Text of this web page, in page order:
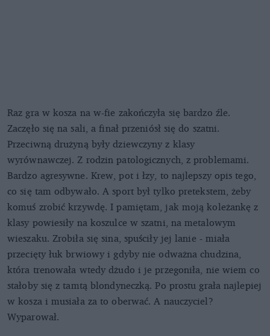
Raz gra w kosza na w-fie zakończyła się bardzo źle.
Zaczęło się na sali, a finał przeniósł się do szatni.
Przeciwną drużyną były dziewczyny z klasy
wyrównawczej. Z rodzin patologicznych, z problemami.
Bardzo agresywne. Krew, pot i łzy, to najlepszy opis tego,
co się tam odbywało. A sport był tylko pretekstem, żeby
komuś zrobić krzywdę. I pamiętam, jak moją koleżankę z
klasy powiesiły na koszulce w szatni, na metalowym
wieszaku. Zrobiła się sina, spuściły jej lanie - miała
przecięty łuk brwiowy i gdyby nie odważna chudzina,
która trenowała wtedy dżudo i je przegoniła, nie wiem co
stałoby się z tamtą blondyneczką. Po prostu grała najlepiej
w kosza i musiała za to oberwać. A nauczyciel?
Wyparował.